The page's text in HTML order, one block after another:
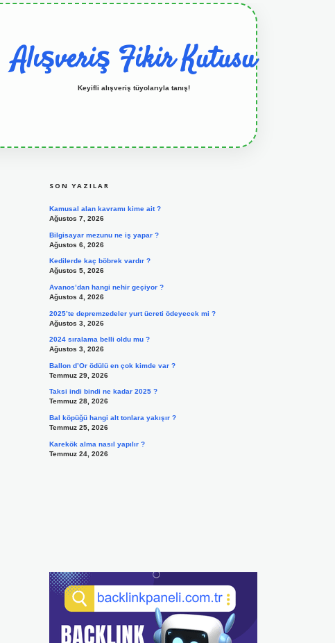
Alışveriş Fikir Kutusu
Keyifli alışveriş tüyolarıyla tanış!
SON YAZILAR
Kamusal alan kavramı kime ait ?
Ağustos 7, 2026
Bilgisayar mezunu ne iş yapar ?
Ağustos 6, 2026
Kedilerde kaç böbrek vardır ?
Ağustos 5, 2026
Avanos’dan hangi nehir geçiyor ?
Ağustos 4, 2026
2025’te depremzedeler yurt ücreti ödeyecek mi ?
Ağustos 3, 2026
2024 sıralama belli oldu mu ?
Ağustos 3, 2026
Ballon d’Or ödülü en çok kimde var ?
Temmuz 29, 2026
Taksi indi bindi ne kadar 2025 ?
Temmuz 28, 2026
Bal köpüğü hangi alt tonlara yakışır ?
Temmuz 25, 2026
Karekök alma nasıl yapılır ?
Temmuz 24, 2026